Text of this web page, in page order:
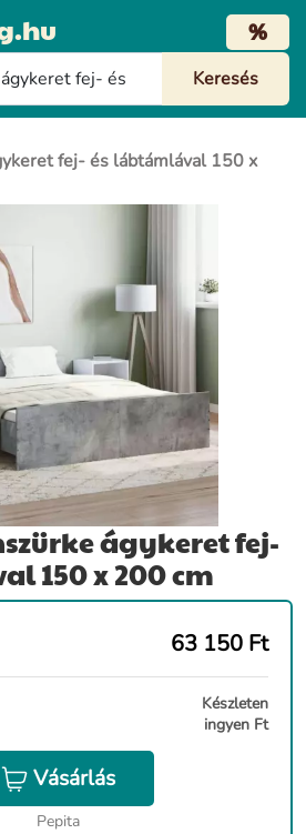
%
fej- és lábtámlával 150 x
ágykeret fej-
150 x 200 cm
63 150 Ft
Készleten
ingyen Ft
Vásárlás
Pepita